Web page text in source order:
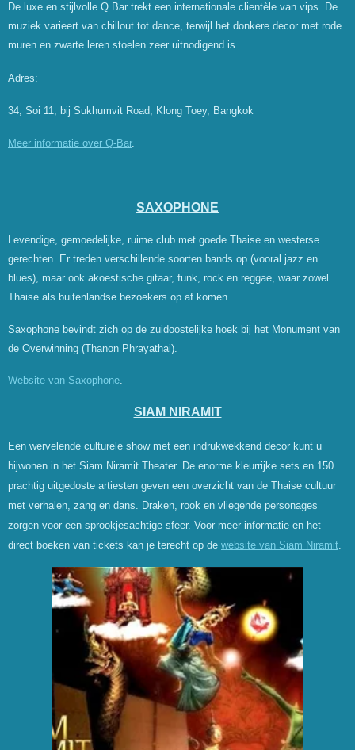
De luxe en stijlvolle Q Bar trekt een internationale clientèle van vips. De
muziek varieert van chillout tot dance, terwijl het donkere decor met rode
muren en zwarte leren stoelen zeer uitnodigend is.
Adres:
34, Soi 11, bij Sukhumvit Road, Klong Toey, Bangkok
Meer informatie over Q-Bar.
SAXOPHONE
Levendige, gemoedelijke, ruime club met goede Thaise en westerse
gerechten. Er treden verschillende soorten bands op (vooral jazz en
blues), maar ook akoestische gitaar, funk, rock en reggae, waar zowel
Thaise als buitenlandse bezoekers op af komen.
Saxophone bevindt zich op de zuidoostelijke hoek bij het Monument van
de Overwinning (Thanon Phrayathai).
Website van Saxophone.
SIAM NIRAMIT
Een wervelende culturele show met een indrukwekkend decor kunt u
bijwonen in het Siam Niramit Theater. De enorme kleurrijke sets en 150
prachtig uitgedoste artiesten geven een overzicht van de Thaise cultuur
met verhalen, zang en dans. Draken, rook en vliegende personages
zorgen voor een sprookjesachtige sfeer. Voor meer informatie en het
direct boeken van tickets kan je terecht op de website van Siam Niramit